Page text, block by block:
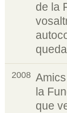
de la
2008
la
que